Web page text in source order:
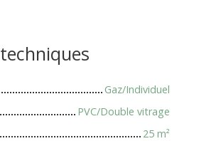
techniques
Gaz/Individuel
PVC/Double vitrage
25 m²